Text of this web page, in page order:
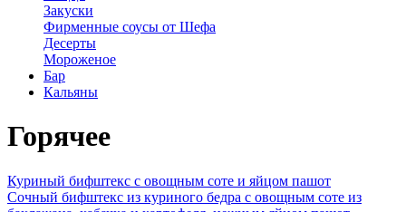
Закуски
Фирменные соусы от Шефа
Десерты
Мороженое
Бар
Кальяны
Горячее
Куриный бифштекс с овощным соте и яйцом пашот
Сочный бифштекс из куриного бедра с овощным соте из